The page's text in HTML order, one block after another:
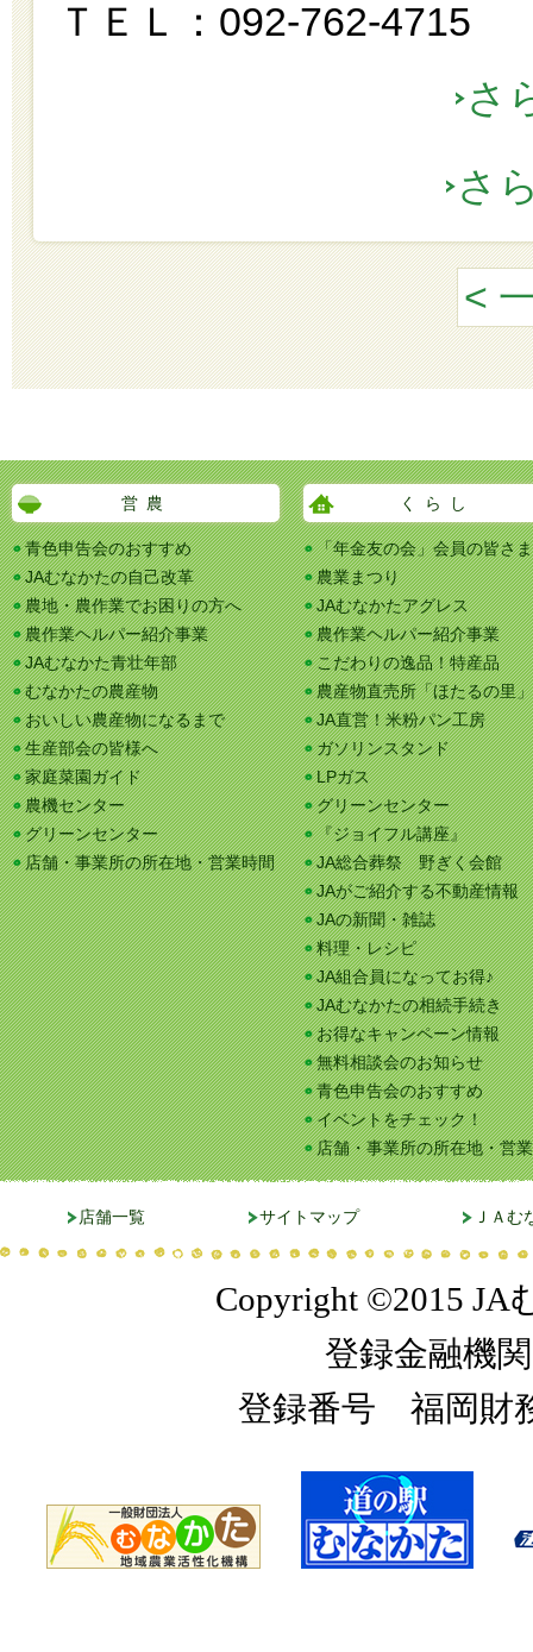
ＴＥＬ：092-762-4715
さ
さ
<
営農
青色申告会のおすすめ
JAむなかたの自己改革
農地・農作業でお困りの方へ
農作業ヘルパー紹介事業
JAむなかた青壮年部
むなかたの農産物
おいしい農産物になるまで
生産部会の皆様へ
家庭菜園ガイド
農機センター
グリーンセンター
店舗・事業所の所在地・営業時間
くらし
「年金友の会」会員の皆さ
農業まつり
JAむなかたアグレス
農作業ヘルパー紹介事業
こだわりの逸品！特産品
農産物直売所「ほたるの里」
JA直営！米粉パン工房
ガソリンスタンド
LPガス
グリーンセンター
『ジョイフル講座』
JA総合葬祭 野ぎく会館
JAがご紹介する不動産情報
JAの新聞・雑誌
料理・レシピ
JA組合員になってお得♪
JAむなかたの相続手続き
お得なキャンペーン情報
無料相談会のお知らせ
青色申告会のおすすめ
イベントをチェック！
店舗・事業所の所在地・営
店舗一覧 サイトマップ ＪＡ
Copyright ©2015 JA
登録金融機
登録番号 福岡財